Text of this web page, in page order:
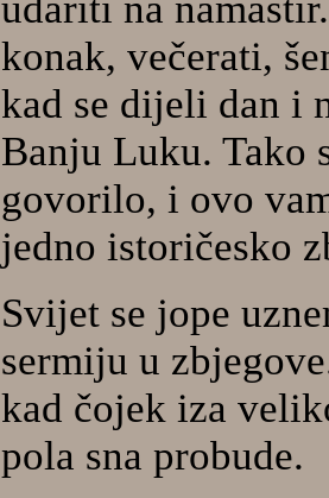
udariti na
konak, večerati,
kad se dijeli dan i
Banju Luku. Tako
govorilo, i ovo
jedno istoričesko
Svijet se jope
sermiju u
kad čojek iza
pola sna probude.